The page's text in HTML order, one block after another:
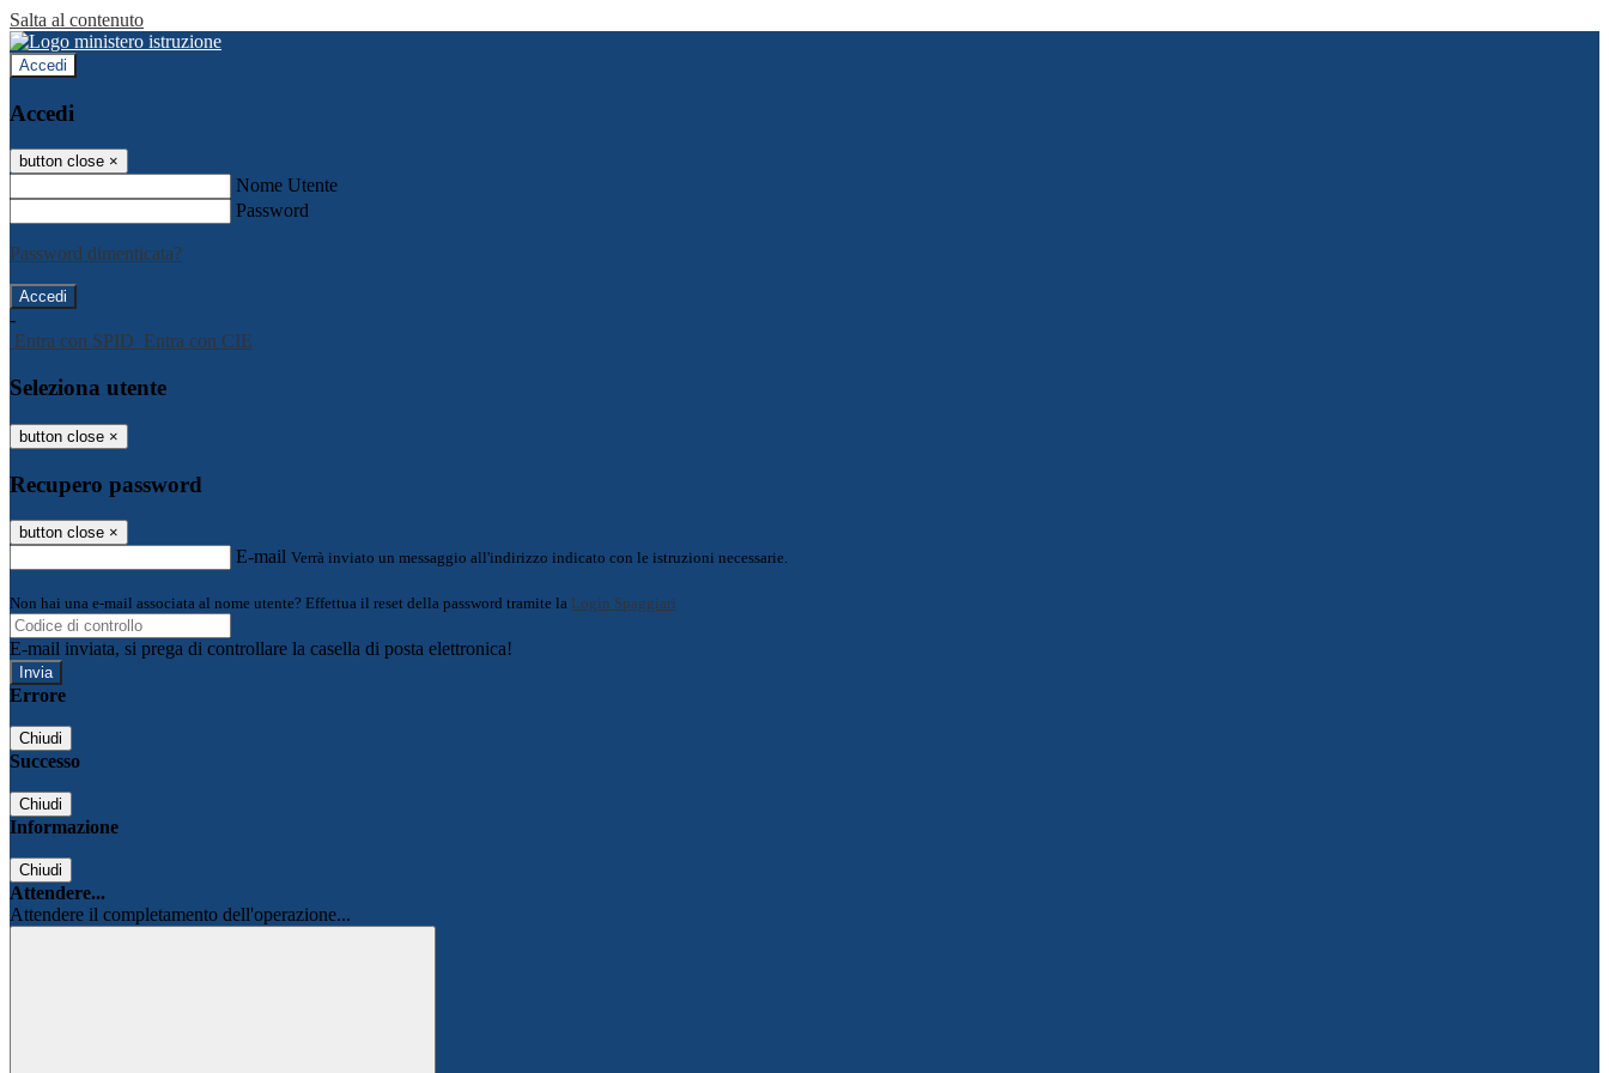
Salta al contenuto
Accedi
Accedi
button close ×
Nome Utente
Password
Password dimenticata?
-
Entra con SPID Entra con CIE
Seleziona utente
button close ×
Recupero password
button close ×
E-mail Verrà inviato un messaggio all'indirizzo indicato con le istruzioni necessarie.
Non hai una e-mail associata al nome utente? Effettua il reset della password tramite la Login Spaggiari
E-mail inviata, si prega di controllare la casella di posta elettronica!
Errore
Chiudi
Successo
Chiudi
Informazione
Chiudi
Attendere...
Attendere il completamento dell'operazione...